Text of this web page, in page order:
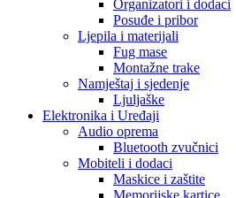
Organizatori i dodaci
Posuđe i pribor
Ljepila i materijali
Fug mase
Montažne trake
Namještaj i sjedenje
Ljuljaške
Elektronika i Uređaji
Audio oprema
Bluetooth zvučnici
Mobiteli i dodaci
Maskice i zaštite
Memorijske kartice